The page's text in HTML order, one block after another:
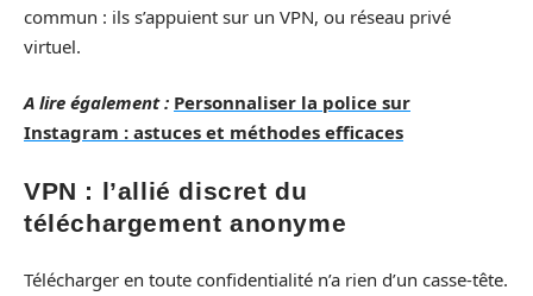
commun : ils s’appuient sur un VPN, ou réseau privé
virtuel.
A lire également : Personnaliser la police sur
Instagram : astuces et méthodes efficaces
VPN : l’allié discret du
téléchargement anonyme
Télécharger en toute confidentialité n’a rien d’un casse-tête.